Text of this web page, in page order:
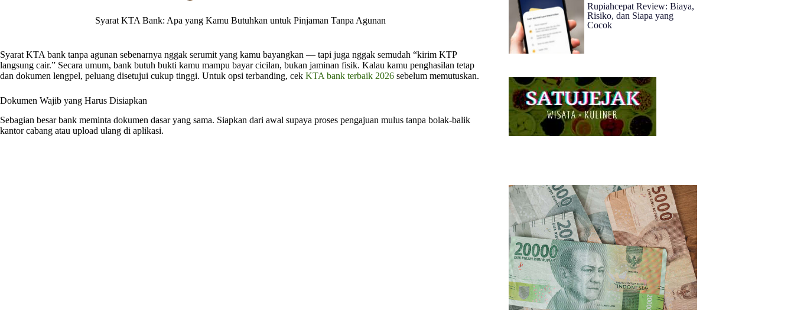
Syarat KTA Bank: Apa yang Kamu Butuhkan untuk Pinjaman Tanpa Agunan
Syarat KTA bank tanpa agunan sebenarnya nggak serumit yang kamu bayangkan — tapi juga nggak semudah “kirim KTP
langsung cair.” Secara umum, bank butuh bukti kamu mampu bayar cicilan, bukan jaminan fisik. Kalau kamu penghasilan tetap
dan dokumen lengpel, peluang disetujui cukup tinggi. Untuk opsi terbanding, cek KTA bank terbaik 2026 sebelum memutuskan.
Dokumen Wajib yang Harus Disiapkan
Sebagian besar bank meminta dokumen dasar yang sama. Siapkan dari awal supaya proses pengajuan mulus tanpa bolak-balik
kantor cabang atau upload ulang di aplikasi.
Rupiahcepat Review: Biaya,
Risiko, dan Siapa yang
Cocok